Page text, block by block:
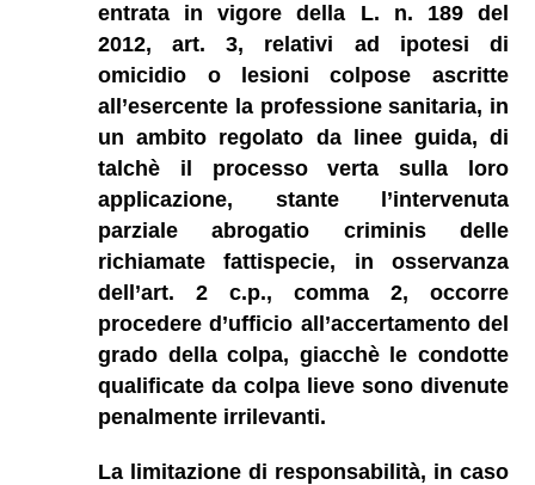
entrata in vigore della L. n. 189 del
2012, art. 3, relativi ad ipotesi di
omicidio o lesioni colpose ascritte
all’esercente la professione sanitaria, in
un ambito regolato da linee guida, di
talchè il processo verta sulla loro
applicazione, stante l’intervenuta
parziale abrogatio criminis delle
richiamate fattispecie, in osservanza
dell’art. 2 c.p., comma 2, occorre
procedere d’ufficio all’accertamento del
grado della colpa, giacchè le condotte
qualificate da colpa lieve sono divenute
penalmente irrilevanti.
La limitazione di responsabilità, in caso